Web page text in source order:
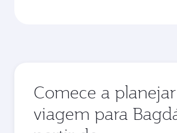
Comece a
viagem para